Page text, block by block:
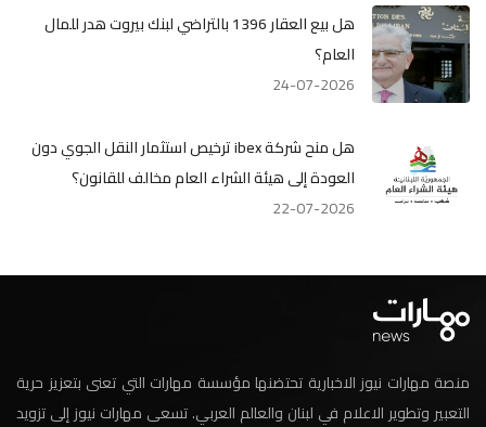
هل بيع العقار 1396 بالتراضي لبنك بيروت هدر للمال
العام؟
24-07-2026
هل منح شركة ibex ترخيص استثمار النقل الجوي دون
العودة إلى هيئة الشراء العام مخالف للقانون؟
22-07-2026
منصة مهارات نيوز الاخبارية تحتضنها مؤسسة مهارات التي تعنى بتعزيز حرية
التعبير وتطوير الاعلام في لبنان والعالم العربي. تسعى مهارات نيوز إلى تزويد